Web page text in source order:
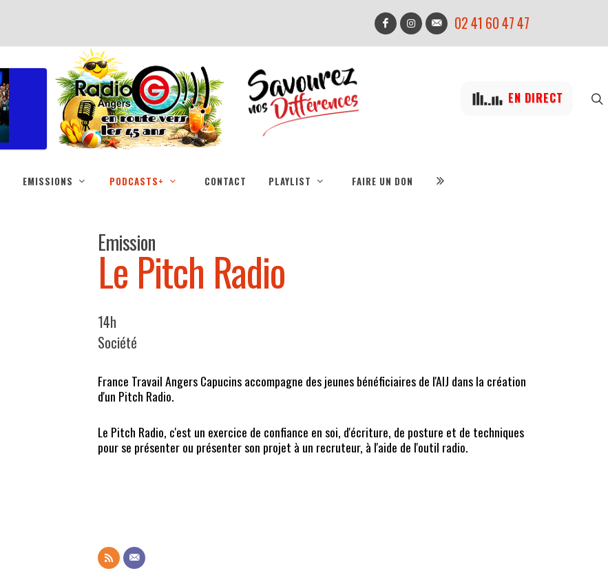
02 41 60 47 47
EN DIRECT
EMISSIONS PODCASTS+ CONTACT PLAYLIST FAIRE UN DON
Emission
Le Pitch Radio
14h
Société
France Travail Angers Capucins accompagne des jeunes bénéficiaires de l'AIJ dans la création
d'un Pitch Radio.
Le Pitch Radio, c'est un exercice de confiance en soi, d'écriture, de posture et de techniques
pour se présenter ou présenter son projet à un recruteur, à l'aide de l'outil radio.